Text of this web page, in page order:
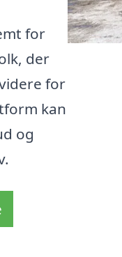
for
der
for
kan
og